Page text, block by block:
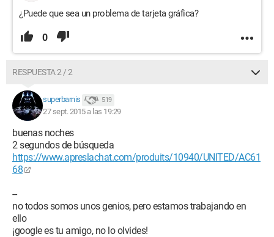
¿Puede que sea un problema de tarjeta gráfica?
0
RESPUESTA 2 / 2
superbarnis 519
27 sept. 2015 a las 19:29
buenas noches
2 segundos de búsqueda
https://www.apreslachat.com/produits/10940/UNITED/AC61
68
--
no todos somos unos genios, pero estamos trabajando en
ello
¡google es tu amigo, no lo olvides!